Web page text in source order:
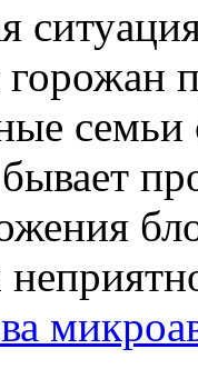
семьи